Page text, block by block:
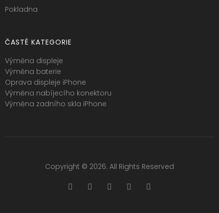
Pokladna
ČASTÉ KATEGORIE
Výměna displeje
Výměna baterie
Oprava displeje iPhone
Výměna nabíjecího konektoru
Výměna zadního skla iPhone
Copyright © 2026. All Rights Reserved